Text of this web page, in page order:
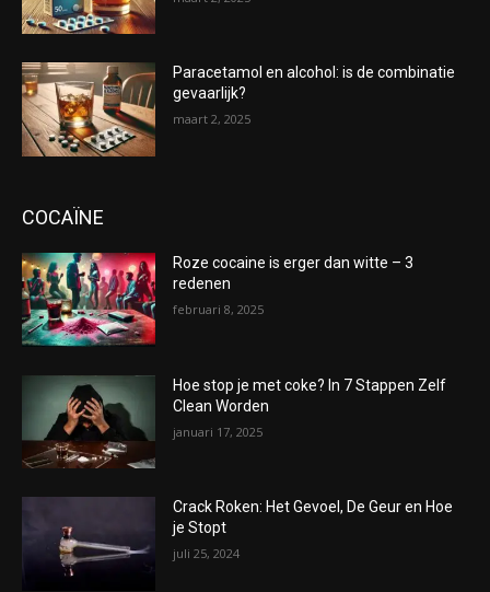
Paracetamol en alcohol: is de combinatie
gevaarlijk?
maart 2, 2025
COCAÏNE
Roze cocaine is erger dan witte – 3
redenen
februari 8, 2025
Hoe stop je met coke? In 7 Stappen Zelf
Clean Worden
januari 17, 2025
Crack Roken: Het Gevoel, De Geur en Hoe
je Stopt
juli 25, 2024